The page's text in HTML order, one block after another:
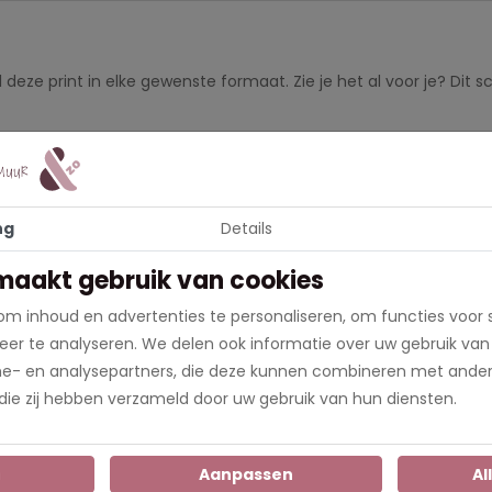
deze print in elke gewenste formaat. Zie je het al voor je? Dit
De Hollandse kunstschilder Rembrandt van Rijn
Galilea. Het doek toont Jezus die de golven van het meer
Gardner Museum totdat het doek in 1990 gestolen werd.
Of het nu bij jullie thuis is, op kantoor, in de winkel of op
als alternatief voor fotobehang
. Het grote voordeel is
Met VoorAanDeMuurEnZo.nl doe je dit in enkele seconden!
Details
gebruik van cookies
inhoud en advertenties te personaliseren, om functies voor
te analyseren. We delen ook informatie over uw gebruik
en analysepartners, die deze kunnen combineren met
zij hebben verzameld door uw gebruik van hun diensten.
Aanpassen